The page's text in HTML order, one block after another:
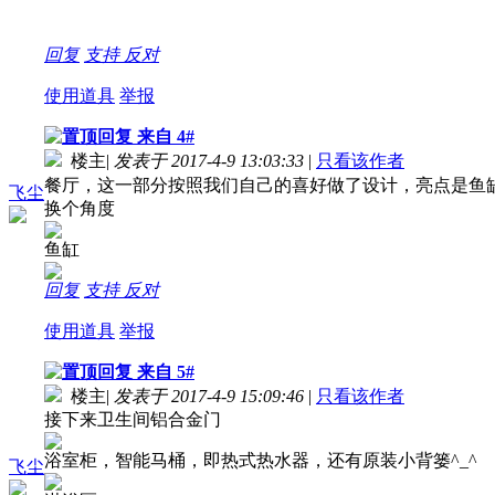
回复 支持 反对
使用道具 举报
飞尘
来自 4#
楼主| 发表于 2017-4-9 13:03:33 | 只看该作者
餐厅，这一部分按照我们自己的喜好做了设计，亮点是鱼
换个角度
鱼缸
回复 支持 反对
使用道具 举报
飞尘
来自 5#
楼主| 发表于 2017-4-9 15:09:46 | 只看该作者
接下来卫生间铝合金门
浴室柜，智能马桶，即热式热水器，还有原装小背篓^_^